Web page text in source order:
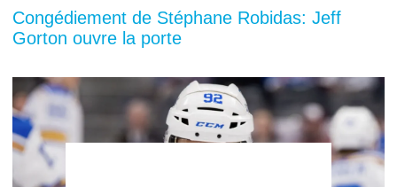
Congédiement de Stéphane Robidas: Jeff
Gorton ouvre la porte